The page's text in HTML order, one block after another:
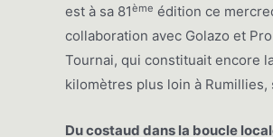
est à sa 81ème édition ce
collaboration avec Golazo et
Tournai, qui constituait encore
kilomètres plus loin à Rumillies,
Du costaud dans la boucle